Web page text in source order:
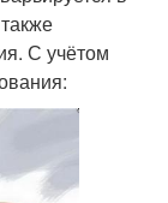
С учётом